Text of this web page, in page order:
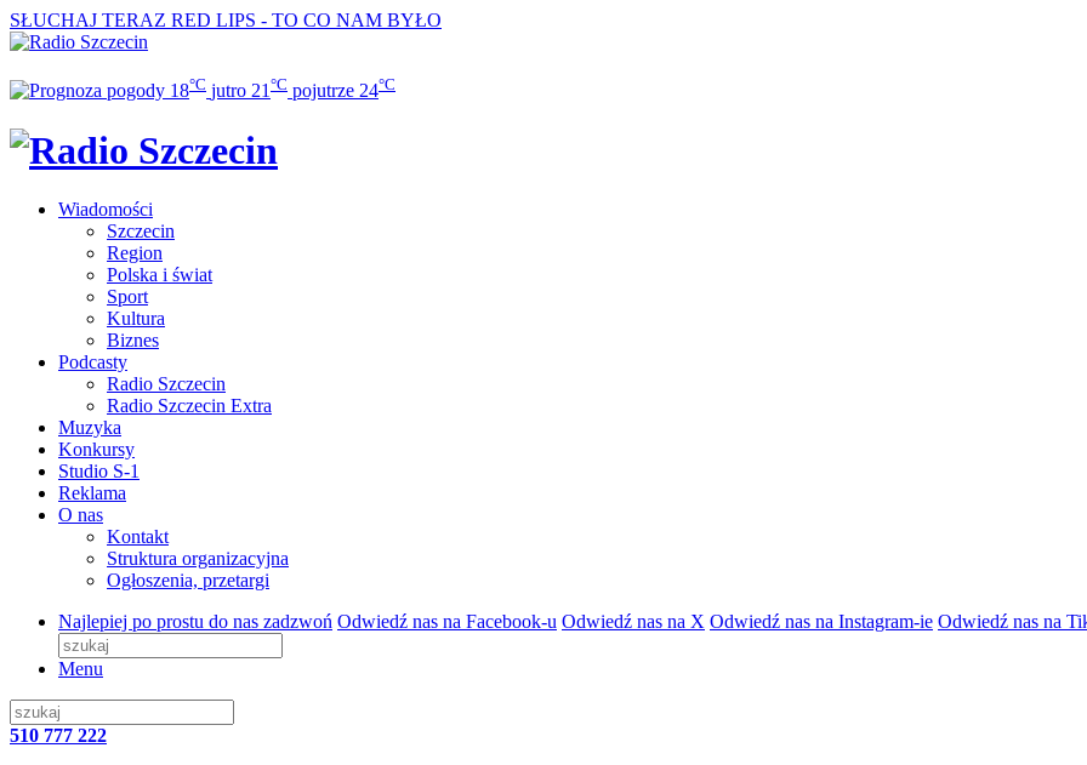
SŁUCHAJ TERAZ RED LIPS - TO CO NAM BYŁO
18°C jutro 21 °C pojutrze 24°C
Wiadomości
Szczecin
Region
Polska i świat
Sport
Kultura
Biznes
Podcasty
Radio Szczecin
Radio Szczecin Extra
Muzyka
Konkursy
Studio S-1
Reklama
O nas
Kontakt
Struktura organizacyjna
Ogłoszenia, przetargi
Najlepiej po prostu do nas zadzwoń Odwiedź nas na Facebook-u Odwiedź nas na X Odwiedź nas na Instagram-ie Odwiedź nas na
Menu
510 777 222